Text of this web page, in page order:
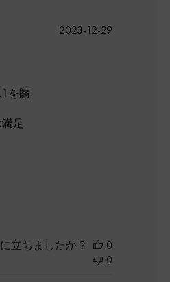
を購
足
公
2023-12-29
立ちましたか？
0
0